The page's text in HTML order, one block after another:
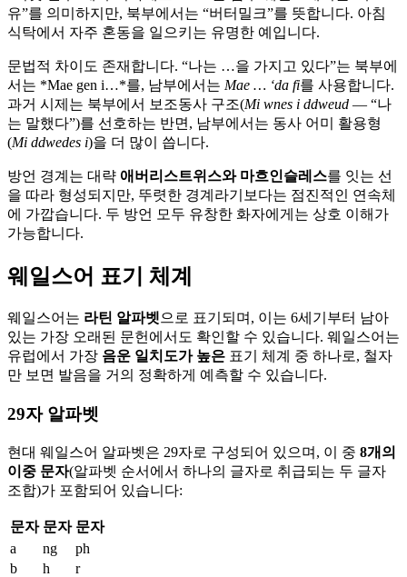
유”를 의미하지만, 북부에서는 “버터밀크”를 뜻합니다. 아침
식탁에서 자주 혼동을 일으키는 유명한 예입니다.
문법적 차이도 존재합니다. “나는 …을 가지고 있다”는 북부에
서는 *Mae gen i…*를, 남부에서는 Mae … ‘da fi를 사용합니다.
과거 시제는 북부에서 보조동사 구조(Mi wnes i ddweud — “나
는 말했다”)를 선호하는 반면, 남부에서는 동사 어미 활용형
(Mi ddwedes i)을 더 많이 씁니다.
방언 경계는 대략 애버리스트위스와 마흐인슬레스를 잇는 선
을 따라 형성되지만, 뚜렷한 경계라기보다는 점진적인 연속체
에 가깝습니다. 두 방언 모두 유창한 화자에게는 상호 이해가
가능합니다.
웨일스어 표기 체계
웨일스어는 라틴 알파벳으로 표기되며, 이는 6세기부터 남아
있는 가장 오래된 문헌에서도 확인할 수 있습니다. 웨일스어는
유럽에서 가장 음운 일치도가 높은 표기 체계 중 하나로, 철자
만 보면 발음을 거의 정확하게 예측할 수 있습니다.
29자 알파벳
현대 웨일스어 알파벳은 29자로 구성되어 있으며, 이 중 8개의
이중 문자(알파벳 순서에서 하나의 글자로 취급되는 두 글자
조합)가 포함되어 있습니다:
문자 문자 문자
a
ng
ph
b
h
r